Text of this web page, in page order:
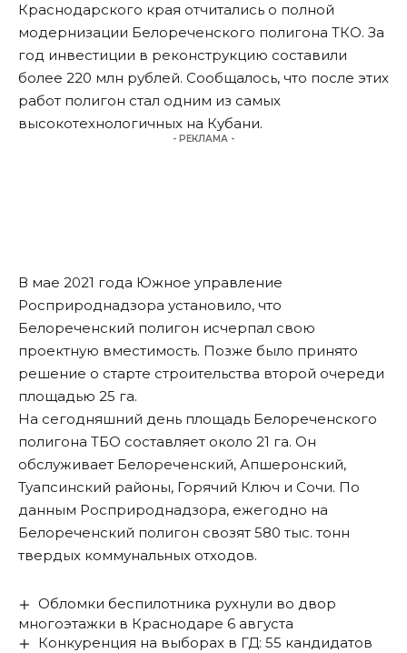
Краснодарского края отчитались о полной
модернизации Белореченского полигона ТКО. За
год инвестиции в реконструкцию составили
более 220 млн рублей. Сообщалось, что после этих
работ полигон стал одним из самых
высокотехнологичных на Кубани.
- РЕКЛАМА -
В мае 2021 года Южное управление
Росприроднадзора установило, что
Белореченский полигон исчерпал свою
проектную вместимость. Позже было принято
решение о старте строительства второй очереди
площадью 25 га.
На сегодняшний день площадь Белореченского
полигона ТБО составляет около 21 га. Он
обслуживает Белореченский, Апшеронский,
Туапсинский районы, Горячий Ключ и Сочи. По
данным Росприроднадзора, ежегодно на
Белореченский полигон свозят 580 тыс. тонн
твердых коммунальных отходов.
Обломки беспилотника рухнули во двор
многоэтажки в Краснодаре 6 августа
Конкуренция на выборах в ГД: 55 кандидатов